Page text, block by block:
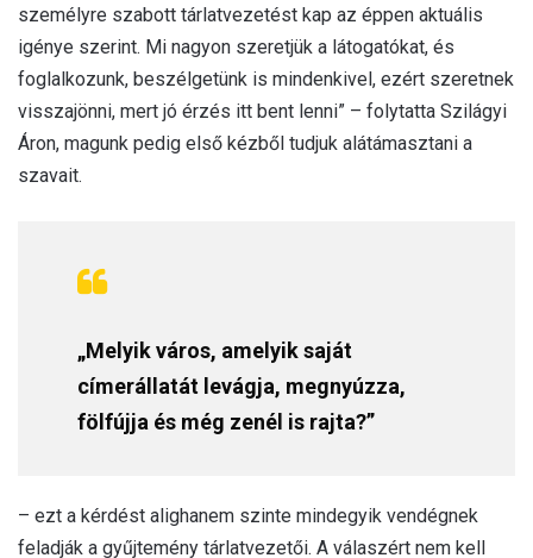
személyre szabott tárlatvezetést kap az éppen aktuális
igénye szerint. Mi nagyon szeretjük a látogatókat, és
foglalkozunk, beszélgetünk is mindenkivel, ezért szeretnek
visszajönni, mert jó érzés itt bent lenni” – folytatta Szilágyi
Áron, magunk pedig első kézből tudjuk alátámasztani a
szavait.
„Melyik város, amelyik saját
címerállatát levágja, megnyúzza,
fölfújja és még zenél is rajta?”
– ezt a kérdést alighanem szinte mindegyik vendégnek
feladják a gyűjtemény tárlatvezetői. A válaszért nem kell